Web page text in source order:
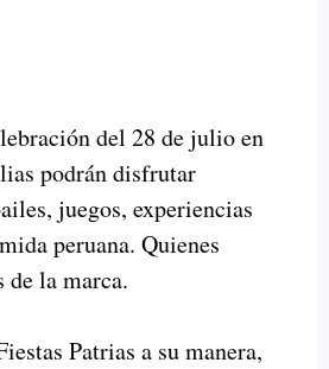
del 28 de julio en
podrán disfrutar
juegos, experiencias
peruana. Quienes
la marca.
Patrias a su manera,